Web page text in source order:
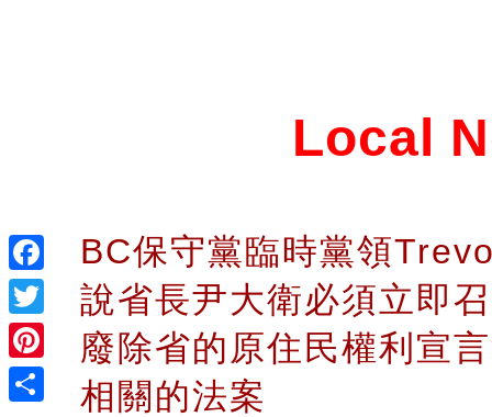
Facebook
Twitter
Pinterest
Local
BC保守黨臨時黨領
說省長尹大衛必須立即
廢除省的原住民權利宣
相關的法案